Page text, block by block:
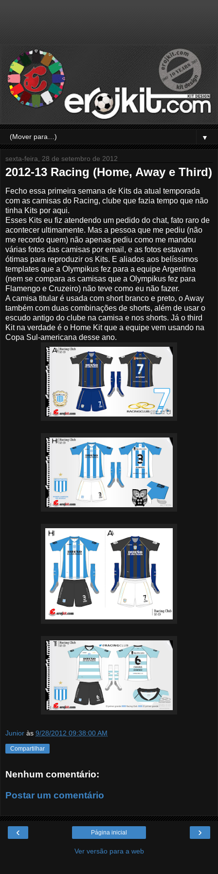
▼
sexta-feira, 28 de setembro de 2012
2012-13 Racing (Home, Away e Third)
Fecho essa primeira semana de Kits da atual temporada
com as camisas do Racing, clube que fazia tempo que não
tinha Kits por aqui.
Esses Kits eu fiz atendendo um pedido do chat, fato raro de
acontecer ultimamente. Mas a pessoa que me pediu (não
me recordo quem) não apenas pediu como me mandou
várias fotos das camisas por email, e as fotos estavam
ótimas para reproduzir os Kits. E aliados aos belíssimos
templates que a Olympikus fez para a equipe Argentina
(nem se compara as camisas que a Olympikus fez para
Flamengo e Cruzeiro) não teve como eu não fazer.
A camisa titular é usada com short branco e preto, o Away
também com duas combinações de shorts, além de usar o
escudo antigo do clube na camisa e nos shorts. Já o third
Kit na verdade é o Home Kit que a equipe vem usando na
Copa Sul-americana desse ano.
Junior às 9/28/2012 09:38:00 AM
Compartilhar
Nenhum comentário:
Postar um comentário
‹ ›
Página inicial
Ver versão para a web